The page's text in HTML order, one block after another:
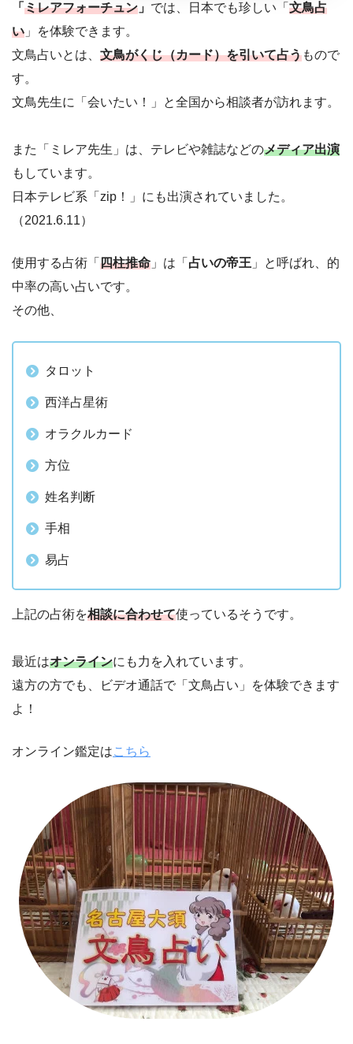
「 ミレアフォーチュン 」 では、日本でも珍しい「 文鳥占
い 」を体験できます。
文鳥占いとは、 文鳥がくじ（カード）を引いて占うもので
す。
文鳥先生に「会いたい！」と全国から相談者が訪れます。
また「ミレア先生」は、テレビや雑誌などのメディア出演
もしています。
日本テレビ系「zip！」にも出演されていました。
（2021.6.11）
使用する占術「 四柱推命 」は「 占いの帝王 」と呼ばれ、的
中率の高い占いです。
その他、
タロット
西洋占星術
オラクルカード
方位
姓名判断
手相
易占
上記の占術を相談に合わせて使っているそうです。
最近はオンラインにも力を入れています。
遠方の方でも、ビデオ通話で「文鳥占い」を体験できます
よ！
オンライン鑑定はこちら